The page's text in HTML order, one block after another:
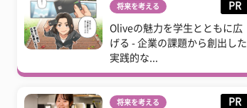
将来を考える PR
Oliveの魅力を学生とともに広
げる - 企業の課題から創出した
実践的な...
将来を考える PR